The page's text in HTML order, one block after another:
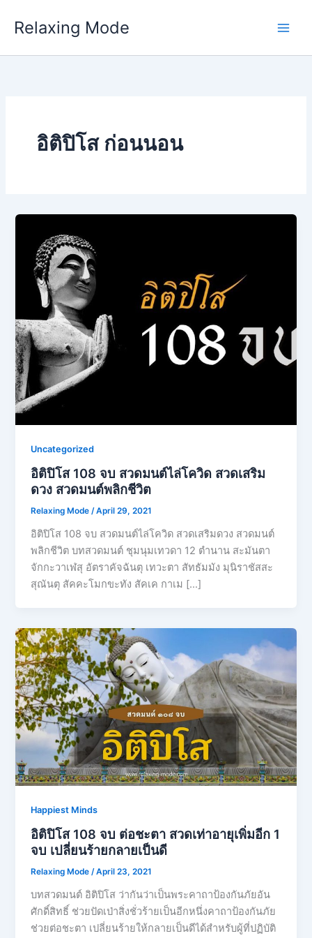
Relaxing Mode
อิติปิโส ก่อนนอน
Uncategorized
อิติปิโส 108 จบ สวดมนต์ไล่โควิด สวดเสริม
ดวง สวดมนต์พลิกชีวิต
Relaxing Mode/April 29, 2021
อิติปิโส 108 จบ สวดมนต์ไล่โควิด สวดเสริมดวง สวดมนต์
พลิกชีวิต บทสวดมนต์ ชุมนุมเทวดา 12 ตำนาน สะมันตา
จักกะวาเฬสุ อัตราคัจฉันตุ เทวะตา สัทธัมมัง มุนิราชัสสะ
สุณันตุ สัคคะโมกขะทัง สัคเค กาเม […]
Happiest Minds
อิติปิโส 108 จบ ต่อชะตา สวดเท่าอายุเพิ่มอีก 1
จบ เปลี่ยนร้ายกลายเป็นดี
Relaxing Mode/April 23, 2021
บทสวดมนต์ อิติปิโส​ ว่ากันว่าเป็นพระคาถาป้องกันภัยอัน
ศักดิ์สิทธิ์ ช่วยปัดเป่าสิ่งชั่วร้ายเป็นอีกหนึ่งคาถาป้องกันภัย
ช่วยต่อชะตา เปลี่ยนร้ายให้กลายเป็นดีได้สำหรับผู้ที่ปฏิบัติ